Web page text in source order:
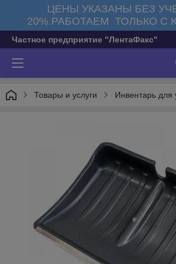
ЦЕНЫ УКАЗАНЫ БЕЗ
20%.РАБОТАЕМ ТОЛЬКО С
Частное предприятие "ЛентаФакс"
Товары и услуги Инвентарь для